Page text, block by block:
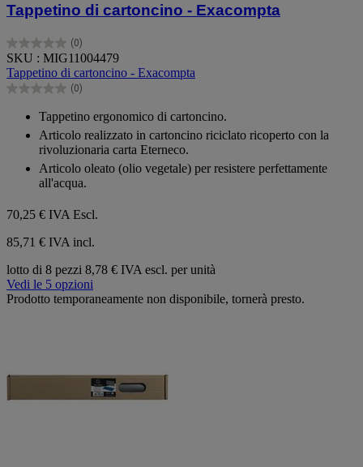
Tappetino di cartoncino - Exacompta
(0)
0.0
su
5
stelle.
SKU : MIG11004479
Tappetino di cartoncino - Exacompta
(0)
0.0
stelle.
Tappetino ergonomico di cartoncino.
Articolo realizzato in cartoncino riciclato ricoperto con la
rivoluzionaria carta Eterneco.
Articolo oleato (olio vegetale) per resistere perfettamente
all'acqua.
70,25 € IVA Escl.
85,71 € IVA incl.
lotto di 8 pezzi 8,78 € IVA escl. per unità
Vedi le 5 opzioni
Prodotto temporaneamente non disponibile, tornerà presto.